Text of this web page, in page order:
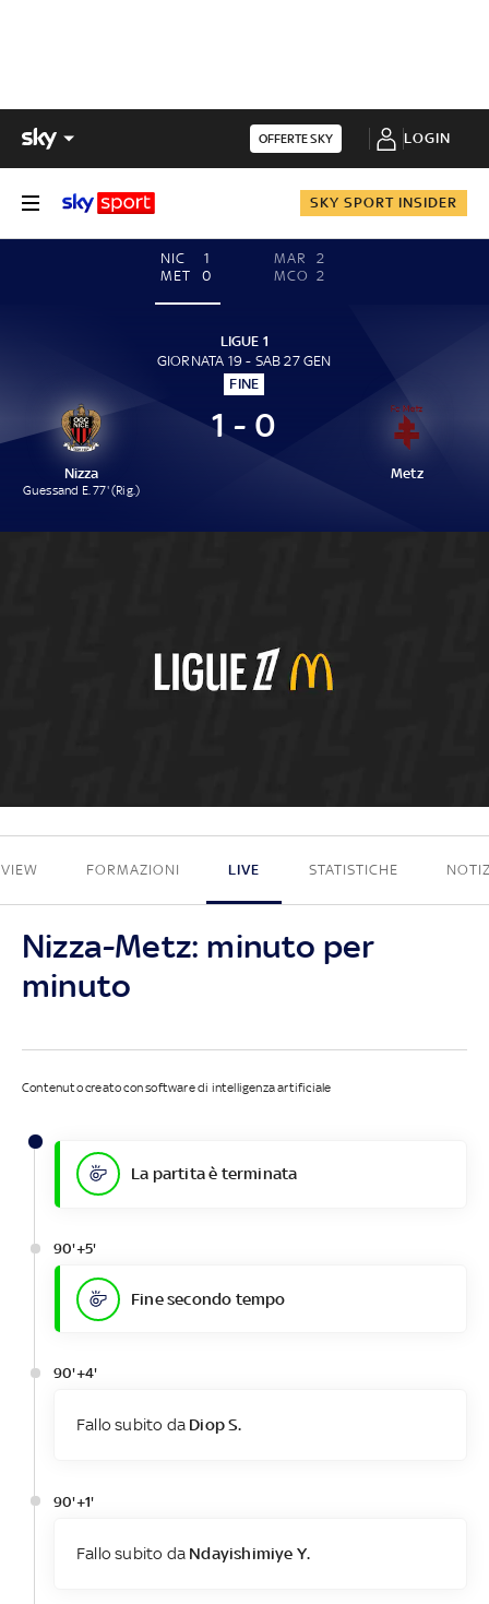
OFFERTE SKY LOGIN
SKY SPORT INSIDER
NIC
1
MET
0
MAR
2
MCO 2
LIGUE 1
GIORNATA 19 - SAB 27 GEN
FINE
Nizza
Guessand E. 77' (Rig.)
1 - 0
Metz
1 - 0
FORMAZIONI LIVE STATISTICHE
Nizza-Metz: minuto per
minuto
Contenuto creato con software di intelligenza artificiale
La partita è terminata
90'+5'
Fine secondo tempo
90'+4'
Fallo subito da Diop S.
90'+1'
Fallo subito da Ndayishimiye Y.